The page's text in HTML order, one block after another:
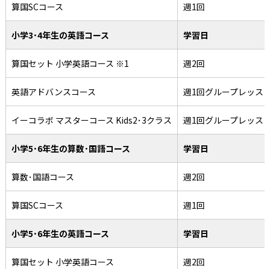
算国SCコース 週1回
小学3･4年生の英語コース 学習日
算国セット 小学英語コース ※1 週2回
英語アドバンスコース 週1回グループレッス
イーコラボ マスターコース Kids2･3クラス 週1回グループレッス
小学5･6年生の算数･国語コース 学習日
算数･国語コース 週2回
算国SCコース 週1回
小学5･6年生の英語コース 学習日
算国セット 小学英語コース 週2回